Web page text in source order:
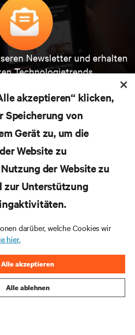
Newsletter und erhalten
Technologietrends
mit aktuellen Diskussionen
von Experten in das
und Infrastrukturmanagement.
ANMELDEN
KONTAKT
akzeptieren“ klicken,
Speicherung von
Gerät zu, um die
Website zu
der Website zu
zur Unterstützung
darüber, welche Cookies wir
hier.
Alle ablehnen
Alle akzeptieren